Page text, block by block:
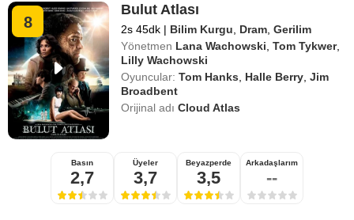
8
Bulut Atlası
2s 45dk | Bilim Kurgu Dram ,Gerilim
Yönetmen Lana Wachowski ,Tom Tykwer,
Lilly Wachowski
Oyuncular: Tom Hanks Halle Berry ,Jim
Broadbent
Orijinal adıCloud Atlas
Basın
2,7
Üyeler
3,7
Beyazperde
3,5
Arkadaşlarım
--